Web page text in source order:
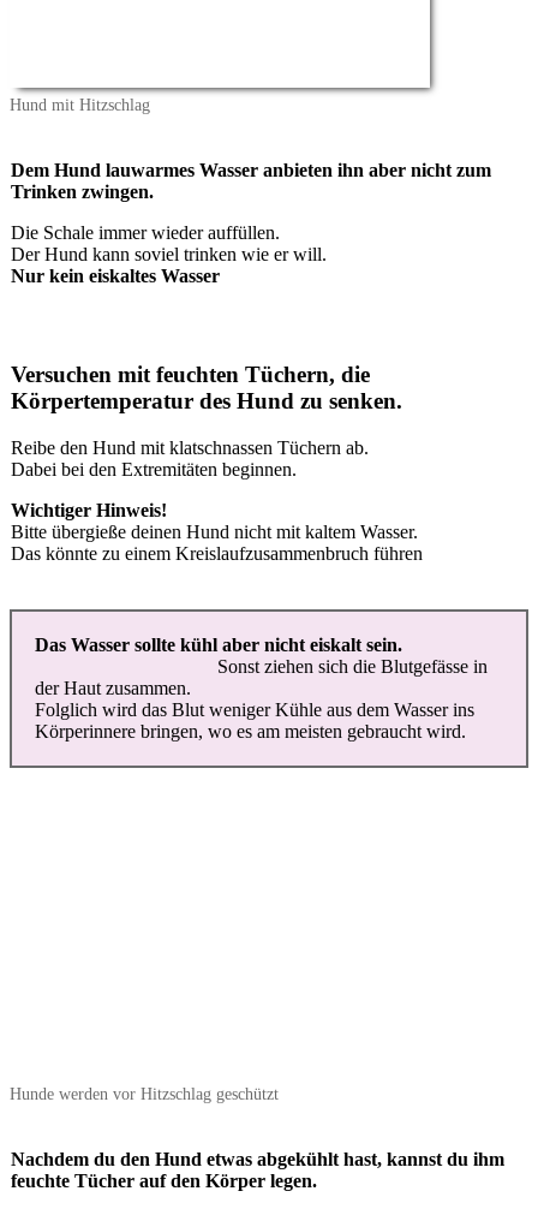
Hund mit Hitzschlag
Dem Hund lauwarmes Wasser anbieten ihn aber nicht zum
Trinken zwingen.
Die Schale immer wieder auffüllen.
Der Hund kann soviel trinken wie er will.
Nur kein eiskaltes Wasser
Versuchen mit feuchten Tüchern, die
Körpertemperatur des Hund zu senken.
Reibe den Hund mit klatschnassen Tüchern ab.
Dabei bei den Extremitäten beginnen.
Wichtiger Hinweis!
Bitte übergieße deinen Hund nicht mit kaltem Wasser.
Das könnte zu einem Kreislaufzusammenbruch führen
Das Wasser sollte kühl aber nicht eiskalt sein.
Sonst ziehen sich die Blutgefässe in
der Haut zusammen.
Folglich wird das Blut weniger Kühle aus dem Wasser ins
Körperinnere bringen, wo es am meisten gebraucht wird.
Hunde werden vor Hitzschlag geschützt
Nachdem du den Hund etwas abgekühlt hast, kannst du ihm
feuchte Tücher auf den Körper legen.